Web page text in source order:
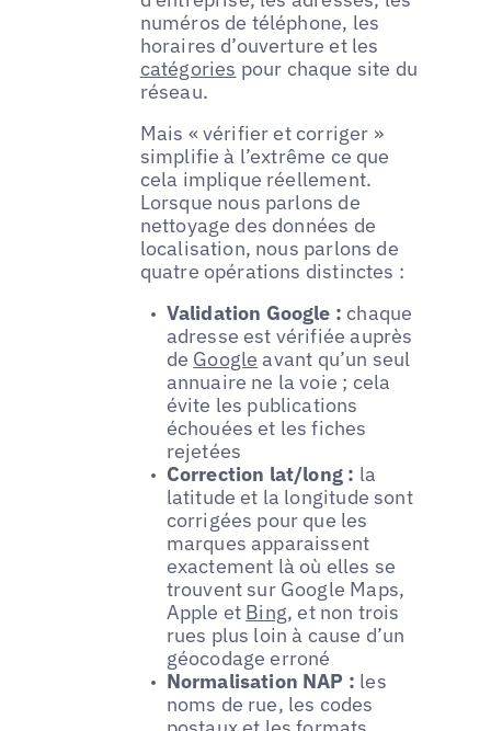
numéros de téléphone, les
horaires d’ouverture et les
catégories pour chaque site du
réseau.
Mais « vérifier et corriger »
simplifie à l’extrême ce que
cela implique réellement.
Lorsque nous parlons de
nettoyage des données de
localisation, nous parlons de
quatre opérations distinctes :
Validation Google : chaque
adresse est vérifiée auprès
de Google avant qu’un seul
annuaire ne la voie ; cela
évite les publications
échouées et les fiches
rejetées
Correction lat/long : la
latitude et la longitude sont
corrigées pour que les
marques apparaissent
exactement là où elles se
trouvent sur Google Maps,
Apple et Bing, et non trois
rues plus loin à cause d’un
géocodage erroné
Normalisation NAP : les
noms de rue, les codes